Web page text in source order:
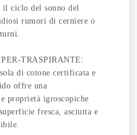
il ciclo del sonno del
rumori di cerniere o
TRASPIRANTE:
di cotone certificata e
offre una
proprietà igroscopiche
fresca, asciutta e